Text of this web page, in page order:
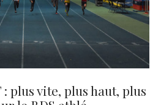
plus vite, plus haut, plus